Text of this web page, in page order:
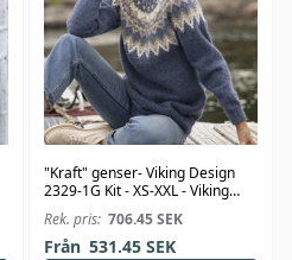
"Kraft" genser- Viking Design
2329-1G Kit - XS-XXL - Viking
Wool
Rek. pris: 706.45SEK
Från 531.45SEK